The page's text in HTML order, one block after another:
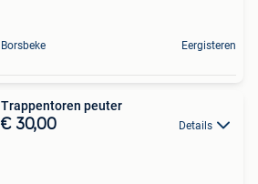
Borsbeke Eergisteren
Trappentoren peuter
€ 30,00 Details